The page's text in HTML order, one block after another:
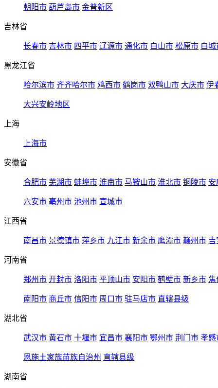
朝阳市 葫芦岛市 金普新区
吉林省
长春市 吉林市 四平市 辽源市 通化市 白山市 松原市 白城
黑龙江省
哈尔滨市 齐齐哈尔市 鸡西市 鹤岗市 双鸭山市 大庆市 伊
大兴安岭地区
上海
上海市
安徽省
合肥市 芜湖市 蚌埠市 淮南市 马鞍山市 淮北市 铜陵市 安
六安市 亳州市 池州市 宣城市
江西省
南昌市 景德镇市 萍乡市 九江市 新余市 鹰潭市 赣州市 吉
河南省
郑州市 开封市 洛阳市 平顶山市 安阳市 鹤壁市 新乡市 焦
南阳市 商丘市 信阳市 周口市 驻马店市 直辖县级
湖北省
武汉市 黄石市 十堰市 宜昌市 襄阳市 鄂州市 荆门市 孝感
恩施土家族苗族自治州 直辖县级
湖南省